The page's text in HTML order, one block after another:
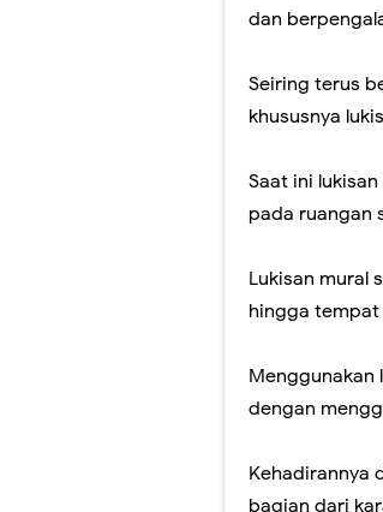
dan
Seiring terus
khususnya
Saat ini
pada ruangan
Lukisan mural
hingga tempat
Menggunakan
dengan
Kehadirannya
bagian dari